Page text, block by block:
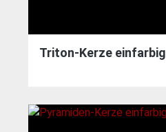
Triton-Kerze einfarbig